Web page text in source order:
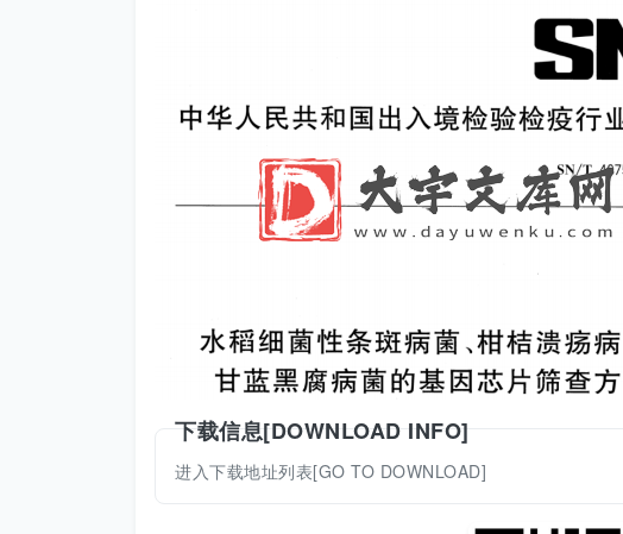
下载信息[DOWNLOAD INFO]
进入下载地址列表[GO TO DOWNLOAD]